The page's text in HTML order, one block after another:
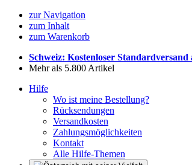
zur Navigation
zum Inhalt
zum Warenkorb
Schweiz: Kostenloser Standardversand
Mehr als 5.800 Artikel
Hilfe
Wo ist meine Bestellung?
Rücksendungen
Versandkosten
Zahlungsmöglichkeiten
Kontakt
Alle Hilfe-Themen